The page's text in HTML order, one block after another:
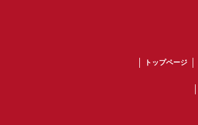
トップページ